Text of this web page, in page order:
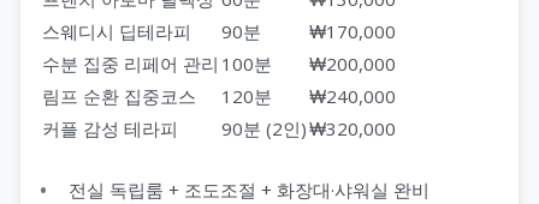
스웨디시 딥테라피
90분
₩170,000
수분 집중 리페어 관리 100분
₩200,000
림프 순환 집중코스
120분
₩240,000
커플 감성 테라피
90분 (2인)₩320,000
전실 독립룸 + 조도조절 + 화장대·샤워실 완비